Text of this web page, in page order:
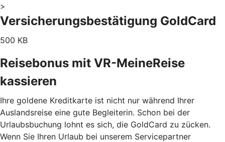
>
Versicherungsbestätigung GoldCard
500 KB
Reisebonus mit VR-MeineReise
kassieren
Ihre goldene Kreditkarte ist nicht nur während Ihrer
Auslandsreise eine gute Begleiterin. Schon bei der
Urlaubsbuchung lohnt es sich, die GoldCard zu zücken.
Wenn Sie Ihren Urlaub bei unserem Servicepartner